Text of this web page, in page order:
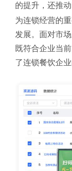
的提升，还推
为连锁经营的
发展。面对市
既符合企业当
了连锁餐饮企业